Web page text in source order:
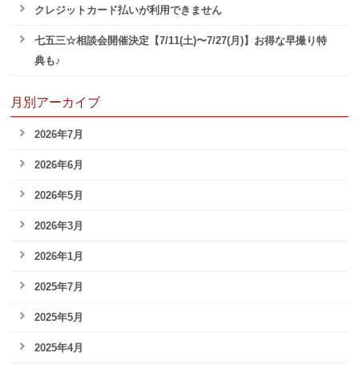
クレジットカード払いが利用できません
七五三☆相談会開催決定【7/11(土)〜7/27(月)】お得な早撮り特
典も♪
月別アーカイブ
2026年7月
2026年6月
2026年5月
2026年3月
2026年1月
2025年7月
2025年5月
2025年4月